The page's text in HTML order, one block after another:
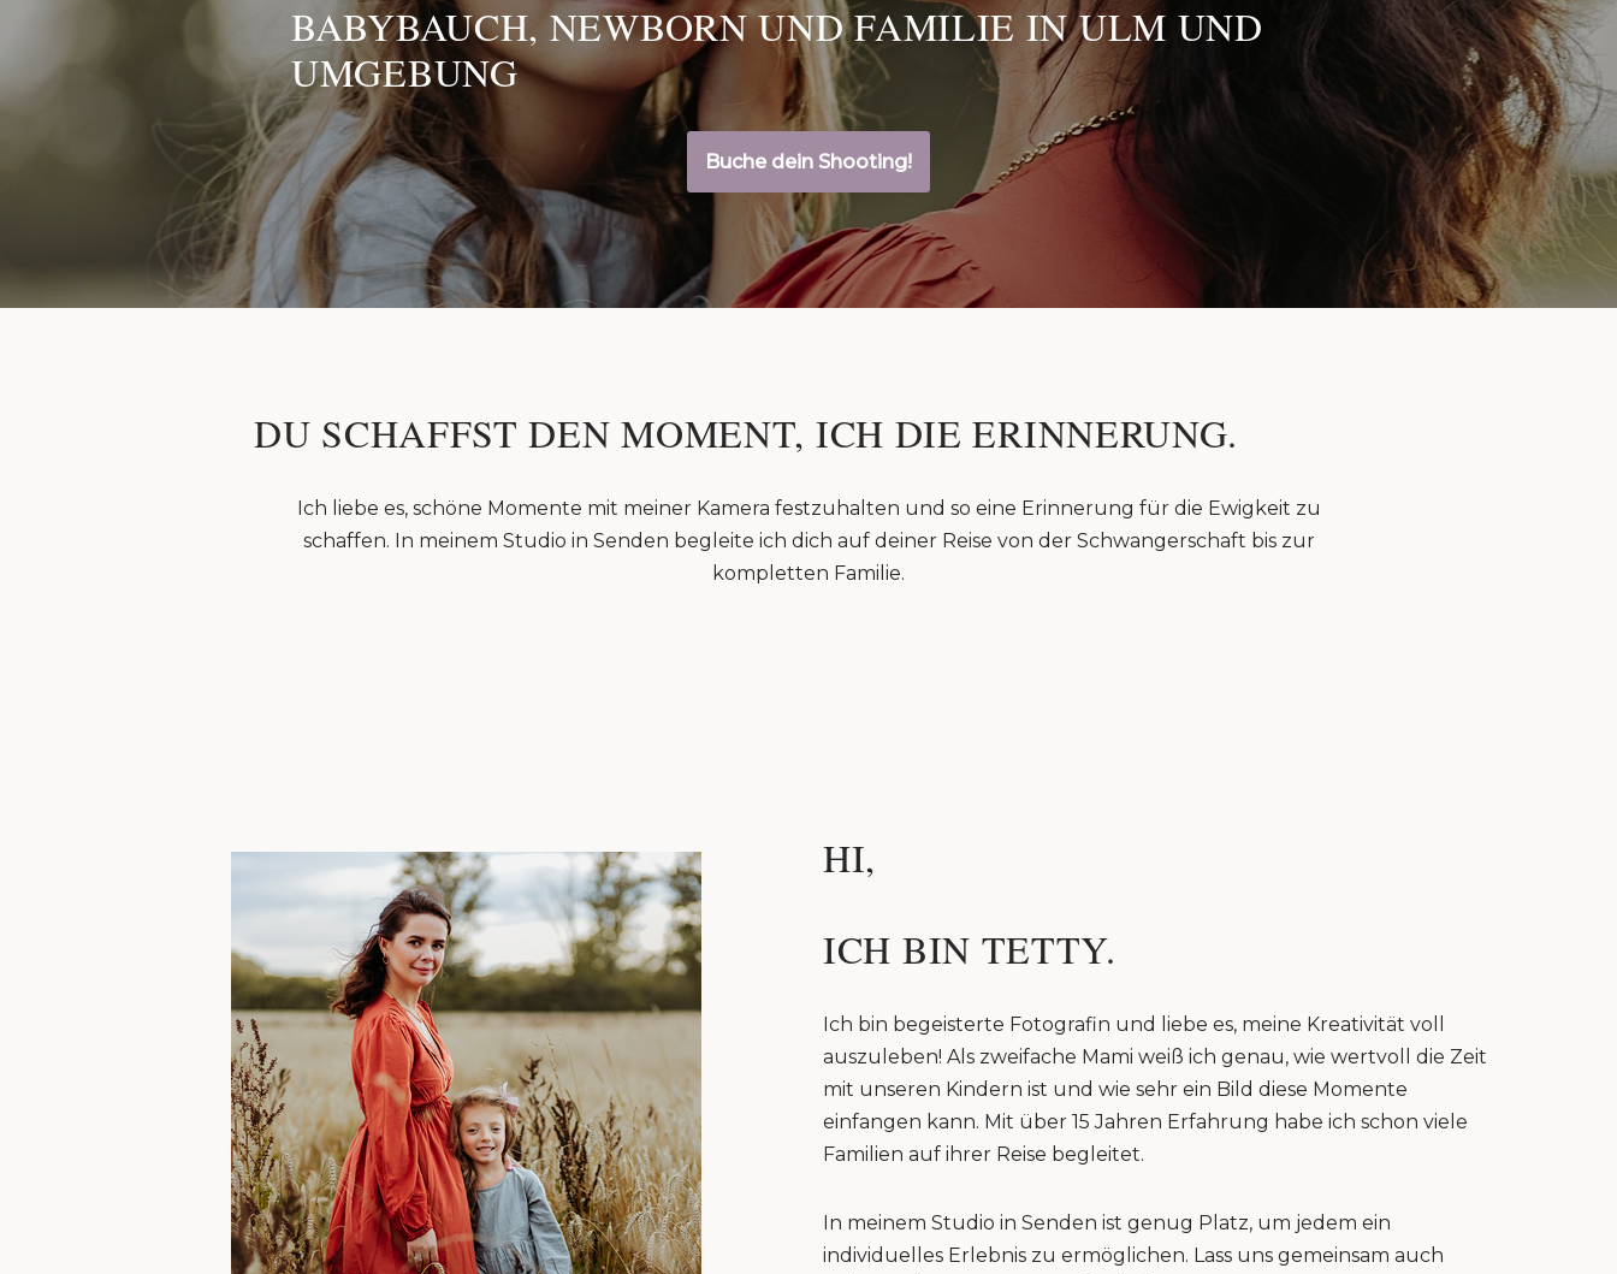
BABYBAUCH, NEWBORN UND FAMILIE IN ULM UND
UMGEBUNG
Buche dein Shooting!
DU SCHAFFST DEN MOMENT, ICH DIE ERINNERUNG.
Ich liebe es, schöne Momente mit meiner Kamera festzuhalten und so eine Erinnerung für die Ewigkeit zu
schaffen. In meinem Studio in Senden begleite ich dich auf deiner Reise von der Schwangerschaft bis zur
kompletten Familie.
HI,
ICH BIN TETTY.
Ich bin begeisterte Fotografin und liebe es, meine Kreativität voll
auszuleben! Als zweifache Mami weiß ich genau, wie wertvoll die Zeit
mit unseren Kindern ist und wie sehr ein Bild diese Momente
einfangen kann. Mit über 15 Jahren Erfahrung habe ich schon viele
Familien auf ihrer Reise begleitet.
In meinem Studio in Senden ist genug Platz, um jedem ein
individuelles Erlebnis zu ermöglichen. Lass uns gemeinsam auch